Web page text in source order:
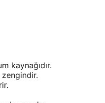
kaynağıdır.